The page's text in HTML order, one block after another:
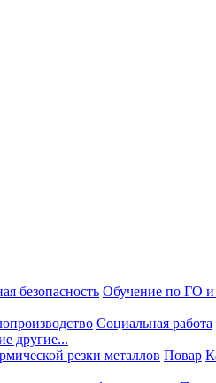
безопасность Обучение по ГО
Социальная работа
другие...
резки металлов Повар